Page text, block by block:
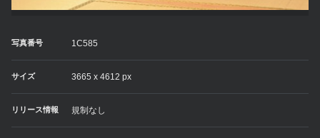
写真番号 1C585
サイズ 3665 x 4612 px
リリース情報 規制なし